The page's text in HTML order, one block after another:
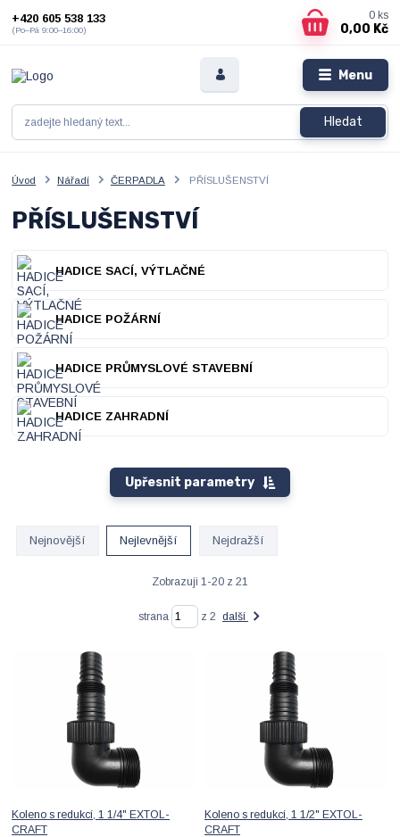
Menu
Hledat
+420 605 538 133
(Po–Pá 9:00–16:00)
0 ks
0,00 Kč
Úvod Nářadí ČERPADLA PŘÍSLUŠENSTVÍ
PŘÍSLUŠENSTVÍ
HADICE SACÍ, VÝTLAČNÉ
HADICE POŽÁRNÍ
HADICE PRŮMYSLOVÉ STAVEBNÍ
HADICE ZAHRADNÍ
Upřesnit parametry
Nejnovější Nejlevnější Nejdražší
Zobrazuji 1-20 z 21
strana z 2 další
Koleno s redukcí, 1 1/4" EXTOL-
CRAFT
Koleno s redukcí, 1 1/2" EXTOL-
CRAFT